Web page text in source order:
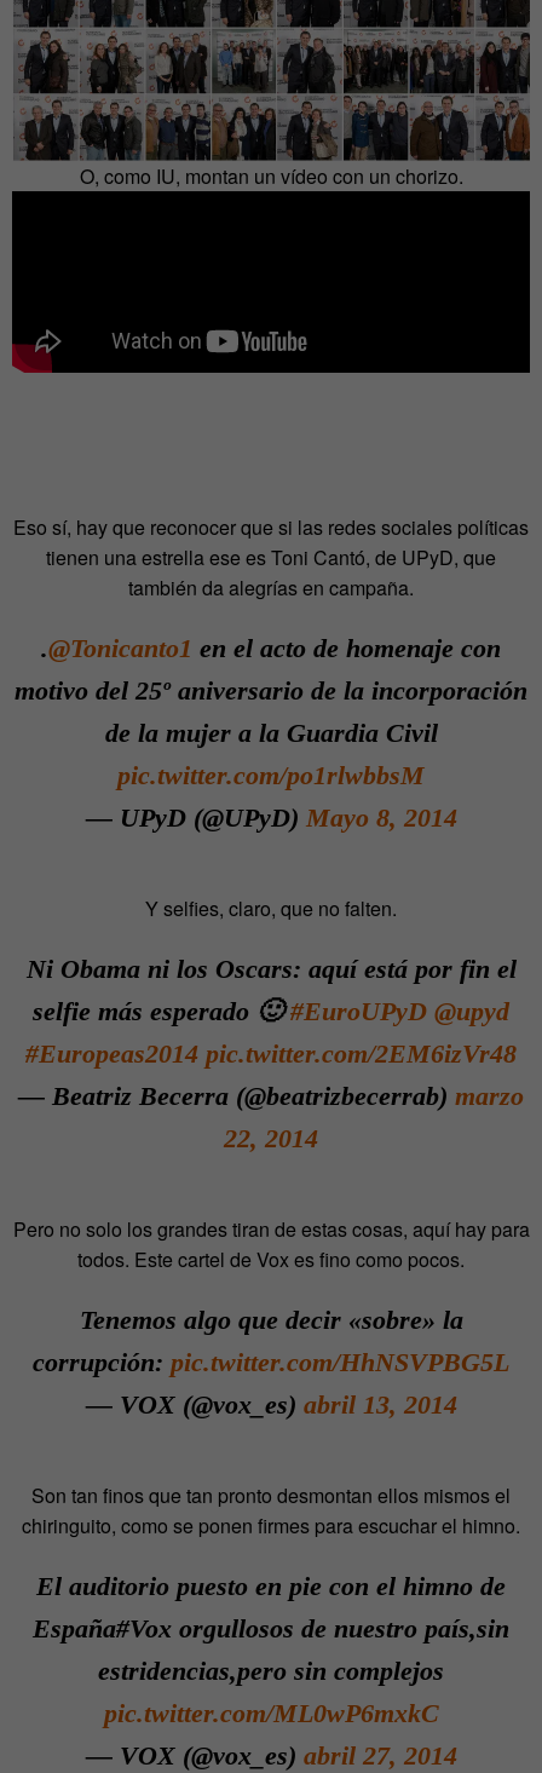
O, como IU, montan un vídeo con un chorizo.
Eso sí, hay que reconocer que si las redes sociales políticas
tienen una estrella ese es Toni Cantó, de UPyD, que
también da alegrías en campaña.
.@Tonicanto1 en el acto de homenaje con
motivo del 25º aniversario de la incorporación
de la mujer a la Guardia Civil
pic.twitter.com/po1rlwbbsM
— UPyD (@UPyD) Mayo 8, 2014
Y selfies, claro, que no falten.
Ni Obama ni los Oscars: aquí está por fin el
selfie más esperado 🙂#EuroUPyD @upyd
#Europeas2014 pic.twitter.com/2EM6izVr48
— Beatriz Becerra (@beatrizbecerrab) marzo
22, 2014
Pero no solo los grandes tiran de estas cosas, aquí hay para
todos. Este cartel de Vox es fino como pocos.
Tenemos algo que decir «sobre» la
corrupción: pic.twitter.com/HhNSVPBG5L
— VOX (@vox_es) abril 13, 2014
Son tan finos que tan pronto desmontan ellos mismos el
chiringuito, como se ponen firmes para escuchar el himno.
El auditorio puesto en pie con el himno de
España#Vox orgullosos de nuestro país,sin
estridencias,pero sin complejos
pic.twitter.com/ML0wP6mxkC
— VOX (@vox_es) abril 27, 2014